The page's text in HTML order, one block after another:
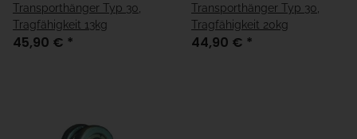
Transporthänger Typ 30,
Tragfähigkeit 13kg
45,90 € *
Transporthänger Typ 30,
Tragfähigkeit 20kg
44,90 € *